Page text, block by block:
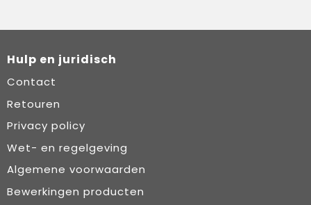
Hulp en juridisch
Contact
Retouren
Privacy policy
Wet- en regelgeving
Algemene voorwaarden
Bewerkingen producten